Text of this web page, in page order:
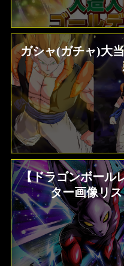
ガシャ(ガチャ)大当たり演出まとめ【7/8更
【ドラゴンボールレジェンズ】全キャラク
ター画像リ